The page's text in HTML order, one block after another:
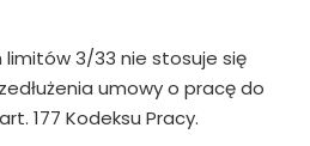
3/33 nie stosuje się
umowy o pracę do
177 Kodeksu Pracy.